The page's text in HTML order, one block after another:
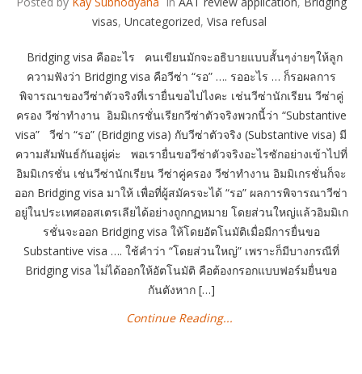
visas, Uncategorized, Visa refusal
Bridging visa คืออะไร คนเขียนมักจะอธิบายแบบสั้นๆง่ายๆให้ลูก
ความฟังว่า Bridging visa คือวีซ่า “รอ” …. รออะไร … ก็รอผลการ
พิจารณาของวีซ่าตัวจริงที่เรายื่นขอไปไงคะ เช่นวีซ่านักเรียน วีซ่าคู่
ครอง วีซ่าทำงาน อิมมิเกรชั่นเรียกวีซ่าตัวจริงพวกนี้ว่า “Substantive
visa” วีซ่า “รอ” (Bridging visa) กับวีซ่าตัวจริง (Substantive visa) มี
ความสัมพันธ์กันอยู่ค่ะ พอเรายื่นขอวีซ่าตัวจริงอะไรซักอย่างเข้าไปที่
อิมมิเกรชั่น เช่นวีซ่านักเรียน วีซ่าคู่ครอง วีซ่าทำงาน อิมมิเกรชั่นก็จะ
ออก Bridging visa มาให้ เพื่อที่ผู้สมัครจะได้ “รอ” ผลการพิจารณาวีซ่า
อยู่ในประเทศออสเตรเลียได้อย่างถูกกฏหมาย โดยส่วนใหญ่แล้วอิมมิเก
รชั่นจะออก Bridging visa ให้โดยอัตโนมัติเมื่อมีการยื่นขอ
Substantive visa …. ใช้คำว่า “โดยส่วนใหญ่” เพราะก็มีบางกรณีที่
Bridging visa ไม่ได้ออกให้อัตโนมัติ คือต้องกรอกแบบฟอร์มยื่นขอ
กันตังหาก […]
Continue Reading...